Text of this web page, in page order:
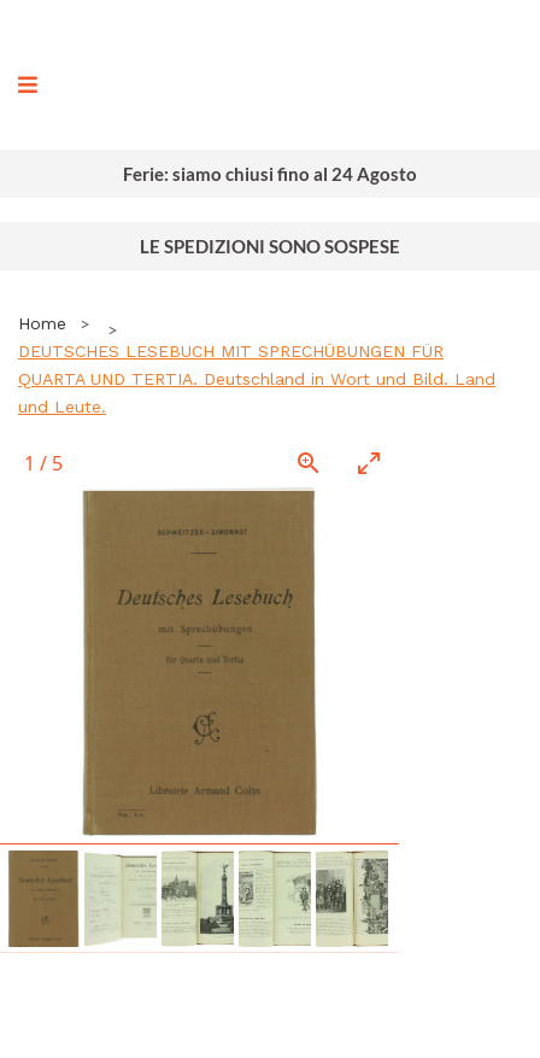
Ferie: siamo chiusi fino al 24 Agosto
LE SPEDIZIONI SONO SOSPESE
Home
DEUTSCHES LESEBUCH MIT SPRECHÜBUNGEN FÜR
QUARTA UND TERTIA. Deutschland in Wort und Bild. Land
und Leute.
1 / 5